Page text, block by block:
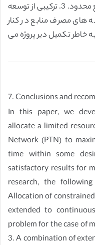
تعمیم مسئله برای مورد بیش از یک منبع محدود. 3. ترکیبی از توسعه
هزینه های مصرف منابع در کنار
خاطر تکمیل دیر پروژه می
7. Conclusions and
In this paper, we
allocate a limited
Network (PTN) to
time within some
satisfactory results for
research, the
Allocation of
extended to
problem for the case of
3. A combination of